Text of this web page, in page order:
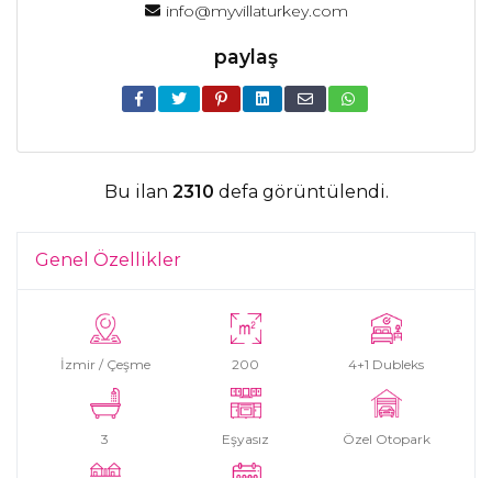
info@myvillaturkey.com
paylaş
Bu ilan 2310 defa görüntülendi.
Genel Özellikler
İzmir / Çeşme 200 4+1 Dubleks
3 Eşyasız Özel Otopark